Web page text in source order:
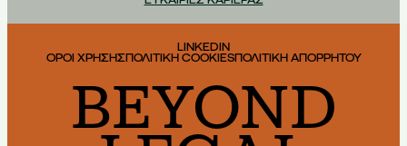
LINKEDIN
ΟΡΟΙ ΧΡΗΣΗΣΠΟΛΙΤΙΚΗ COOKIESΠΟΛΙΤΙΚΗ ΑΠΟΡΡΗΤΟΥ
BEYOND